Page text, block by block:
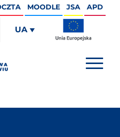
MOODLE JSA APD
UA